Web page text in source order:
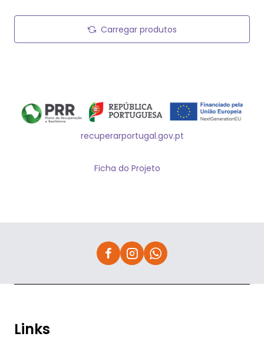
Carregar produtos
recuperarportugal.gov.pt
Ficha do Projeto
Links